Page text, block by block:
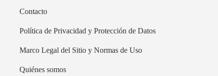
Contacto
Política de Privacidad y Protección de Datos
Marco Legal del Sitio y Normas de Uso
Quiénes somos